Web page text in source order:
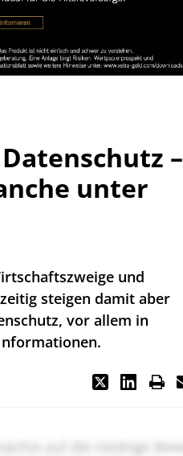
–
unter
und
steigen damit aber
vor allem in